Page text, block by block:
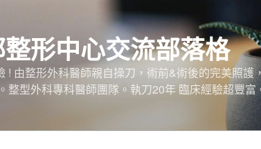
形中心交流部落格
! 由整形外科醫師親自操刀，術前&術後的完美照
整型外科專科醫師團隊。執刀20年 臨床經驗超豐富